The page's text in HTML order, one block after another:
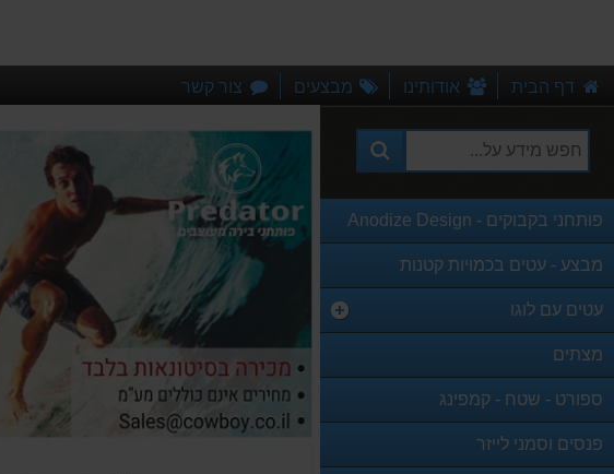
דף הבית אודותינו מבצעים צור קשר
פותחני בקבוקים - Anodize Design
מבצע - עטים בכמויות קטנות
עטים עם לוגו
מצתים
ספורט - שטח - קמפינג
פנסים וסמני לייזר